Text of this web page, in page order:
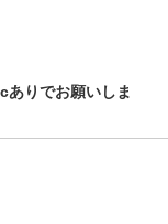
りでお願いしま